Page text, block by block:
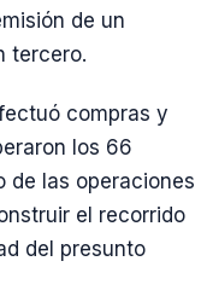
de un
tercero.
compras y
los 66
de las operaciones
el recorrido
del presunto